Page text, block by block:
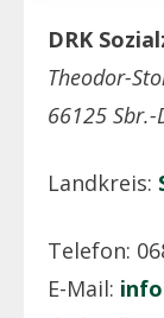
DRK
Theodor-
66125
Landkreis:
Telefon:
E-Mail: